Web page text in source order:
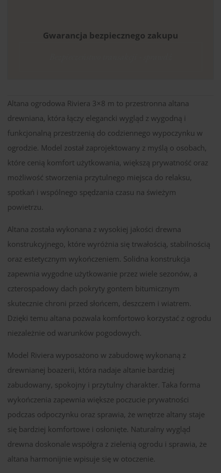
Gwarancja bezpiecznego zakupu
Altana ogrodowa Riviera 3×8 m to przestronna altana
drewniana, która łączy elegancki wygląd z wygodną i
funkcjonalną przestrzenią do codziennego wypoczynku w
ogrodzie. Model został zaprojektowany z myślą o osobach,
które cenią komfort użytkowania, większą prywatność oraz
możliwość stworzenia przytulnego miejsca do relaksu,
spotkań i wspólnego spędzania czasu na świeżym
powietrzu.
Altana została wykonana z wysokiej jakości drewna
konstrukcyjnego, które wyróżnia się trwałością, stabilnością
oraz estetycznym wykończeniem. Solidna konstrukcja
zapewnia wygodne użytkowanie przez wiele sezonów, a
czterospadowy dach pokryty gontem bitumicznym
skutecznie chroni przed słońcem, deszczem i wiatrem.
Dzięki temu altana pozwala komfortowo korzystać z ogrodu
niezależnie od warunków pogodowych.
Model Riviera wyposażono w zabudowę wykonaną z
drewnianej boazerii, która nadaje altanie bardziej
zabudowany, spokojny i przytulny charakter. Taka forma
wykończenia zapewnia większe poczucie prywatności
podczas odpoczynku oraz sprawia, że wnętrze altany staje
się bardziej komfortowe i osłonięte. Naturalny wygląd
drewna doskonale współgra z zielenią ogrodu i sprawia, że
altana harmonijnie wpisuje się w otoczenie.